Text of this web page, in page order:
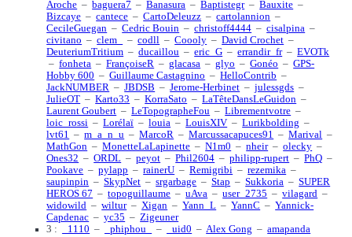
Aroche –baguera7 –Banasura –Baptistegr–Bauxite –
Bizcaye –cantece –CartoDeleuzz –cartolannion –
CecileGuegan –Cedric Bouin –christoff4444 –cisalpina –
civitano –clem_ –codll –Coooly –David Crochet –
DeuteriumTritium –ducaillou –eric_G –errandir_fr–EVOTk
–fonheta –FrançoiseR –glacasa –glyo –Gonéo –GPS-
Hobby 600 –Guillaume Castagnino –HelloContrib –
JackNUMBER –JBDSB –Jerome-Herbinet –julessgds –
JulieOT –Karto33 –KorraSato –LaTêteDansLeGuidon –
Laurent Goubert –LeTopographeFou –Librementvotre –
loic_rossi –Lorélaï –louia –LouisXIV –Lurikbolding –
lvt61 –m_a_n_u –MarcoR –Marcussacapuces91 –Marival –
MathGon –MonetteLaLapinette –N1m0 –nheir–olecky –
Ones32 –ORDL –peyot –Phil2604 –philipp-rupert –PhQ –
Pookave –pylapp –rainerU –Remigribi –rezemika –
saupinpin –SkypNet –srgarbage –Stap –Sukkoria –SUPER
HEROS 67 –topoguillaume –uAva –user_2735 –vilagard –
widowild –wiltur–Xigan –Yann_L –YannC –Yannick-
Capdenac –yc35 –Zigeuner
3 :
_1110 – _phiphou_ – _uid0 –Alex Gong –amapanda